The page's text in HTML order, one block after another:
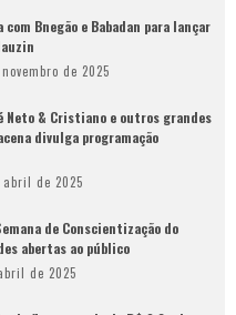
Bnegão e Babadan para lançar
de 2025
Neto & Cristiano e outros grandes
divulga programação
abril de 2025
de Conscientização do
abertas ao público
de 2025